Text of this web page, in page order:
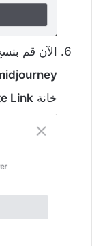
الآن قم
خانة Link